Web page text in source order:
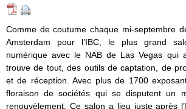
Comme de coutume chaque mi-septembre
Amsterdam pour l’IBC, le plus grand
numérique avec le NAB de Las Vegas qui
trouve de tout, des outils de captation, de
et de réception. Avec plus de 1700
floraison de sociétés qui se disputent un
renouvèlement. Ce salon a lieu juste après